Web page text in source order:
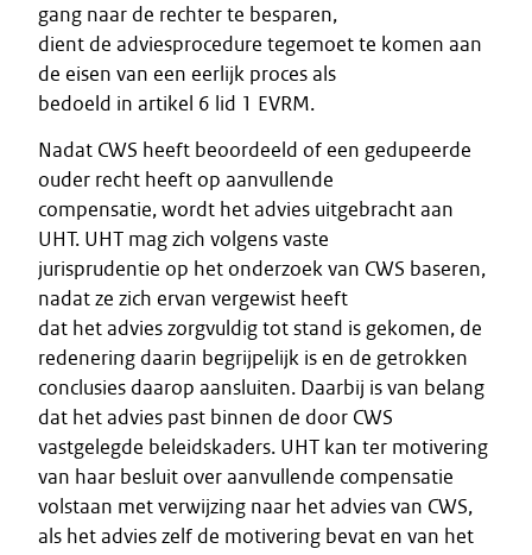
gang naar de rechter te besparen,
dient de adviesprocedure tegemoet te komen aan
de eisen van een eerlijk proces als
bedoeld in artikel 6 lid 1 EVRM.
Nadat CWS heeft beoordeeld of een gedupeerde
ouder recht heeft op aanvullende
compensatie, wordt het advies uitgebracht aan
UHT. UHT mag zich volgens vaste
jurisprudentie op het onderzoek van CWS baseren,
nadat ze zich ervan vergewist heeft
dat het advies zorgvuldig tot stand is gekomen, de
redenering daarin begrijpelijk is en de getrokken
conclusies daarop aansluiten. Daarbij is van belang
dat het advies past binnen de door CWS
vastgelegde beleidskaders. UHT kan ter motivering
van haar besluit over aanvullende compensatie
volstaan met verwijzing naar het advies van CWS,
als het advies zelf de motivering bevat en van het